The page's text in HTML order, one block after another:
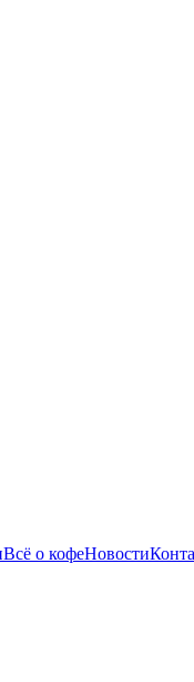
Всё о кофеНовости